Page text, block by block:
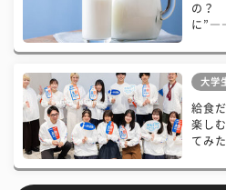
の？
に
大学
給食
楽し
てみた